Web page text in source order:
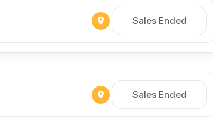
Sales Ended
Sales Ended